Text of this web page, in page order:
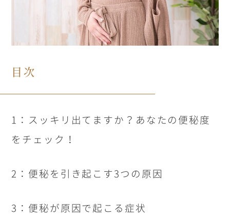
目次
1：スッキリ出てますか？あなたの便秘度
をチェック！
2：便秘を引き起こす3つの原因
3：便秘が原因で起こる症状